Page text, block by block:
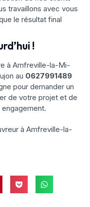
travaillons avec vous
le résultat final
!
à Amfreville-la-Mi-
au 0627991489
pour demander un
de votre projet et de
à Amfreville-la-